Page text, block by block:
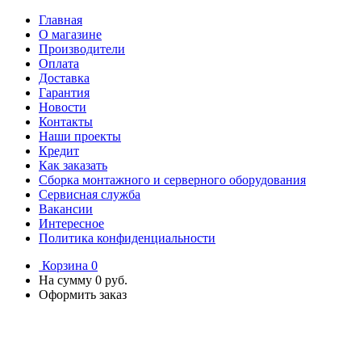
Главная
О магазине
Производители
Оплата
Доставка
Гарантия
Новости
Контакты
Наши проекты
Кредит
Как заказать
Сборка монтажного и серверного оборудования
Сервисная служба
Вакансии
Интересное
Политика конфиденциальности
Корзина 0
На сумму 0 руб.
Оформить заказ